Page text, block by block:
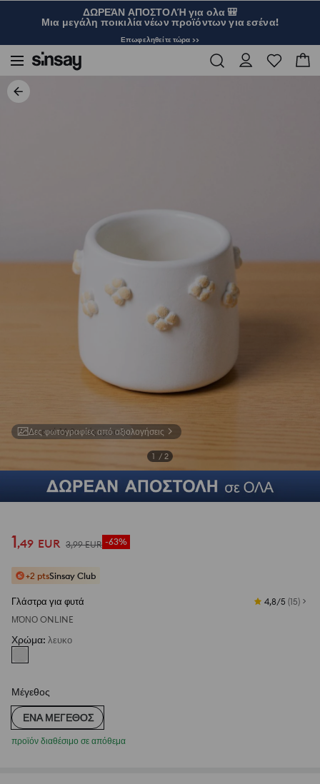
ΔΩΡΕΆΝ ΑΠΟΣΤΟΛΉ για ολα 🎒
Μια μεγάλη ποικιλία νέων προϊόντων για εσένα!
Επωφεληθείτε τώρα >>
Δες φωτογραφίες από αξιολογήσεις
1 / 2
1,49 EUR 3,99 EUR -63%
+2 ptsSinsay Club
Γλάστρα για φυτά 4,8/5 (15)
ΜΌΝΟ ONLINE
Χρώμα: λευκο
Μέγεθος
ΈΝΑ ΜΈΓΕΘΟΣ
προϊόν διαθέσιμο σε απόθεμα